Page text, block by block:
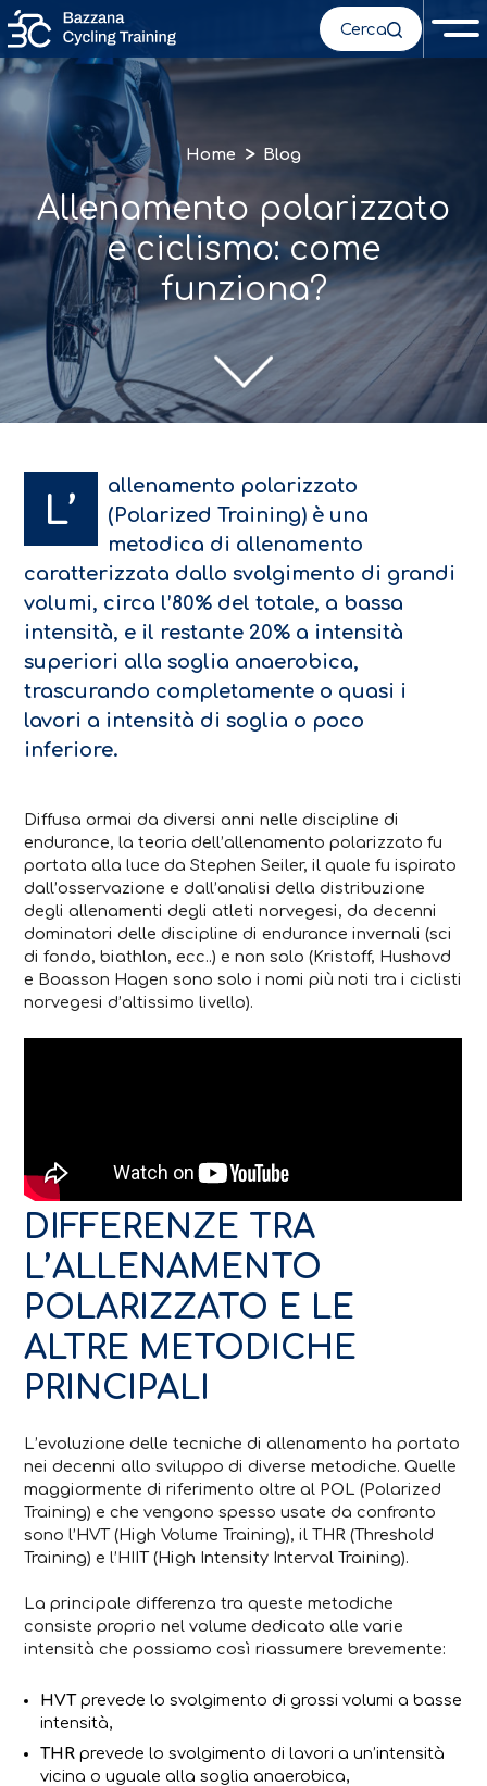
Cerca
Home > Blog
Allenamento polarizzato
e ciclismo: come
funziona?
L’
allenamento polarizzato
(Polarized Training) è una
metodica di allenamento
caratterizzata dallo svolgimento di grandi
volumi, circa l’80% del totale, a bassa
intensità, e il restante 20% a intensità
superiori alla soglia anaerobica,
trascurando completamente o quasi i
lavori a intensità di soglia o poco
inferiore.
Diffusa ormai da diversi anni nelle discipline di
endurance, la teoria dell’allenamento polarizzato fu
portata alla luce da Stephen Seiler, il quale fu ispirato
dall’osservazione e dall’analisi della distribuzione
degli allenamenti degli atleti norvegesi, da decenni
dominatori delle discipline di endurance invernali (sci
di fondo, biathlon, ecc..) e non solo (Kristoff, Hushovd
e Boasson Hagen sono solo i nomi più noti tra i ciclisti
norvegesi d’altissimo livello).
DIFFERENZE TRA
L’ALLENAMENTO
POLARIZZATO E LE
ALTRE METODICHE
PRINCIPALI
L’evoluzione delle tecniche di allenamento ha portato
nei decenni allo sviluppo di diverse metodiche. Quelle
maggiormente di riferimento oltre al POL (Polarized
Training) e che vengono spesso usate da confronto
sono l’HVT (High Volume Training), il THR (Threshold
Training) e l’HIIT (High Intensity Interval Training).
La principale differenza tra queste metodiche
consiste proprio nel volume dedicato alle varie
intensità che possiamo così riassumere brevemente:
HVTprevede lo svolgimento di grossi volumi a basse
intensità,
THRprevede lo svolgimento di lavori a un’intensità
vicina o uguale alla soglia anaerobica,